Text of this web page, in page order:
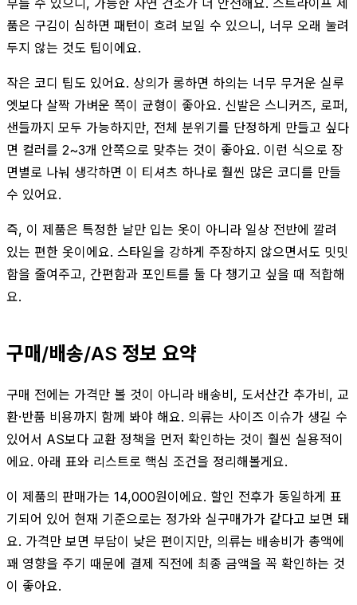
품은 구김이 심하면 패턴이 흐려 보일 수 있으니, 너무 오래 눌려
두지 않는 것도 팁이에요.
작은 코디 팁도 있어요. 상의가 롱하면 하의는 너무 무거운 실루
엣보다 살짝 가벼운 쪽이 균형이 좋아요. 신발은 스니커즈, 로퍼,
샌들까지 모두 가능하지만, 전체 분위기를 단정하게 만들고 싶다
면 컬러를 2~3개 안쪽으로 맞추는 것이 좋아요. 이런 식으로 장
면별로 나눠 생각하면 이 티셔츠 하나로 훨씬 많은 코디를 만들
수 있어요.
즉, 이 제품은 특정한 날만 입는 옷이 아니라 일상 전반에 깔려
있는 편한 옷이에요. 스타일을 강하게 주장하지 않으면서도 밋밋
함을 줄여주고, 간편함과 포인트를 둘 다 챙기고 싶을 때 적합해
요.
구매/배송/AS 정보 요약
구매 전에는 가격만 볼 것이 아니라 배송비, 도서산간 추가비, 교
환·반품 비용까지 함께 봐야 해요. 의류는 사이즈 이슈가 생길 수
있어서 AS보다 교환 정책을 먼저 확인하는 것이 훨씬 실용적이
에요. 아래 표와 리스트로 핵심 조건을 정리해볼게요.
이 제품의 판매가는 14,000원이에요. 할인 전후가 동일하게 표
기되어 있어 현재 기준으로는 정가와 실구매가가 같다고 보면 돼
요. 가격만 보면 부담이 낮은 편이지만, 의류는 배송비가 총액에
꽤 영향을 주기 때문에 결제 직전에 최종 금액을 꼭 확인하는 것
이 좋아요.